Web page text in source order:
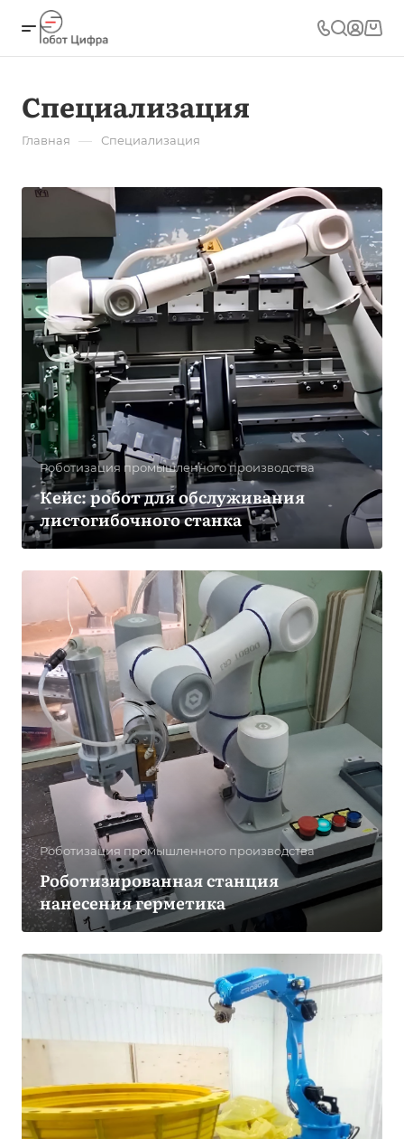
Специализация
Главная — Специализация
Роботизация промышленного производства
Кейс: робот для обслуживания
листогибочного станка
Роботизация промышленного производства
Роботизированная станция
нанесения герметика